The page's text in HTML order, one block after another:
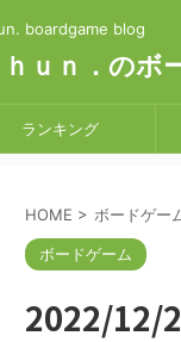
boardgame blog
ｈｕｎ．のボ
ランキング
HOME > ボードゲー
ボードゲーム
2022/12/